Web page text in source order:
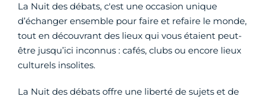
La Nuit des débats, c'est une occasion unique
d’échanger ensemble pour faire et refaire le monde,
tout en découvrant des lieux qui vous étaient peut-
être jusqu’ici inconnus : cafés, clubs ou encore lieux
culturels insolites.
La Nuit des débats offre une liberté de sujets et de